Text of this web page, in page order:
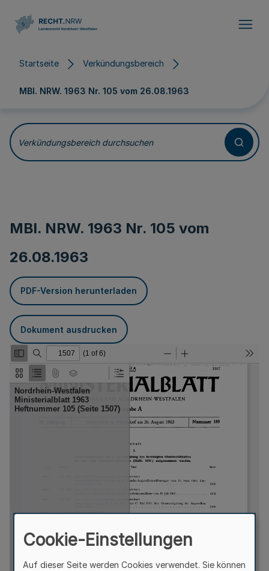
Startseite Verkündungsbereich
MBl. NRW. 1963 Nr. 105 vom 26.08.1963
Verkündungsbereich durchsuchen
MBl. NRW. 1963 Nr. 105 vom
26.08.1963
PDF-Version herunterladen
Dokument ausdrucken
Cookie-Einstellungen
Auf dieser Seite werden Cookies verwendet. Sie können